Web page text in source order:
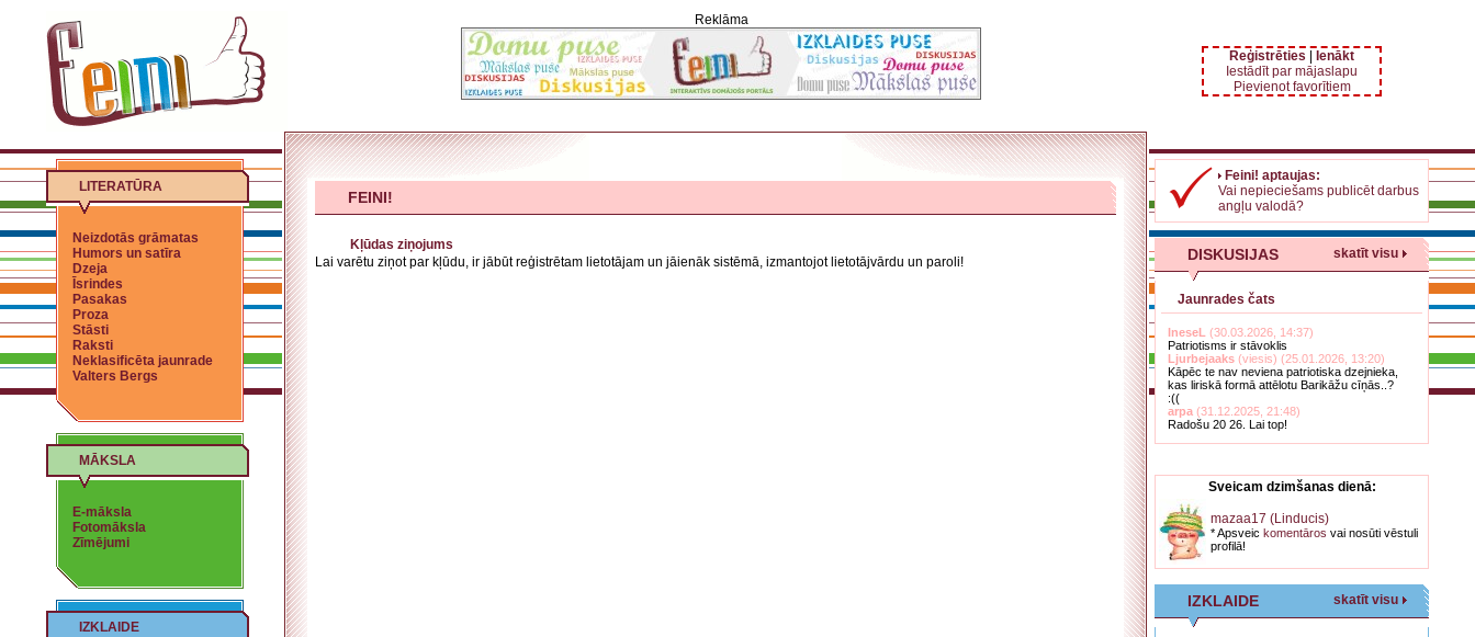
Reklāma
Reģistrēties
Ienākt
Iestādīt par mājaslapu
Pievienot favorītiem
LITERATŪRA
Neizdotās grāmatas
Humors un satīra
Dzeja
Īsrindes
Pasakas
Proza
Stāsti
Raksti
Neklasificēta jaunrade
Valters Bergs
MĀKSLA
E-māksla
Fotomāksla
Zīmējumi
IZKLAIDE
FEINI!
Kļūdas ziņojums
Lai varētu ziņot par kļūdu, ir jābūt reģistrētam lietotājam un jāienāk sistēmā, izmantojot lietotājvārdu un paroli!
Feini! aptaujas:
Vai nepieciešams publicēt darbus
angļu valodā?
DISKUSIJAS skatīt visu
Jaunrades čats
IneseL (30.03.2026, 14:37)
Patriotisms ir stāvoklis
Ljurbejaaks (viesis) (25.01.2026, 13:20)
Kāpēc te nav neviena patriotiska dzejnieka,
kas liriskā formā attēlotu Barikāžu cīņās..?
:((
arpa (31.12.2025, 21:48)
Radošu 20 26. Lai top!
Sveicam dzimšanas dienā:
mazaa17 (Linducis)
* Apsveic komentāros vai nosūti vēstuli
profilā!
IZKLAIDE skatīt visu